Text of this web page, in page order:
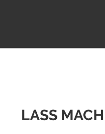
LASS